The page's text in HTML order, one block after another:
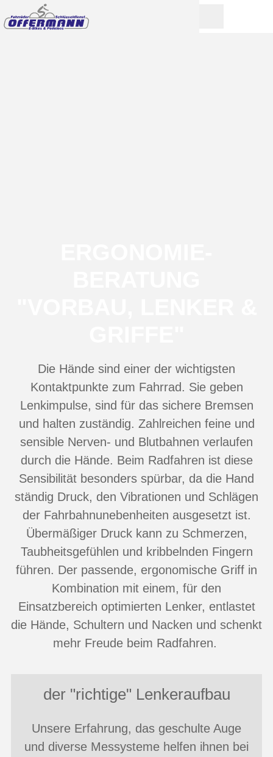
Die Hände sind einer der wichtigsten
Kontaktpunkte zum Fahrrad. Sie geben
Lenkimpulse, sind für das sichere Bremsen
und halten zuständig. Zahlreichen feine und
sensible Nerven- und Blutbahnen verlaufen
durch die Hände. Beim Radfahren ist diese
Sensibilität besonders spürbar, da die Hand
ständig Druck, den Vibrationen und Schlägen
der Fahrbahnunebenheiten ausgesetzt ist.
Übermäßiger Druck kann zu Schmerzen,
Taubheitsgefühlen und kribbelnden Fingern
führen. Der passende, ergonomische Griff in
Kombination mit einem, für den
Einsatzbereich optimierten Lenker, entlastet
die Hände, Schultern und Nacken und schenkt
mehr Freude beim Radfahren.
der "richtige" Lenkeraufbau
Unsere Erfahrung, das geschulte Auge
und diverse Messysteme helfen ihnen bei